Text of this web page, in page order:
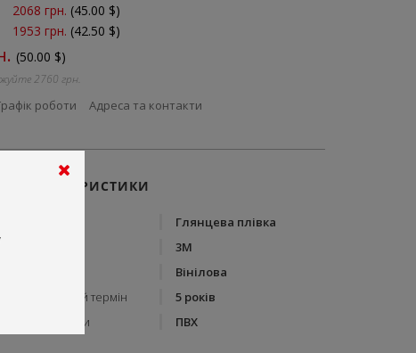
2068 грн. (45.00 $)
1953 грн. (42.50 $)
(50.00 $)
2760 грн.
роботи
Адреса та контакти
ХАРАКТЕРИСТИКИ
Глянцева плівка
3М
Вінілова
Гарантійний термін
5 років
Склад плівки
ПВХ